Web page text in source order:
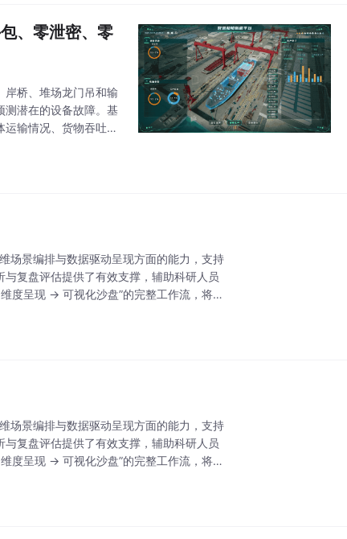
、零泄密、零
岸桥、堆场龙门吊和输
测潜在的设备故障。基
运输情况、货物吞吐
场景编排与数据驱动呈现方面的能力，支持
复盘评估提供了有效支撑，辅助科研人员
度呈现 → 可视化沙盘”的完整工作流，将抽
场景编排与数据驱动呈现方面的能力，支持
复盘评估提供了有效支撑，辅助科研人员
度呈现 → 可视化沙盘”的完整工作流，将抽